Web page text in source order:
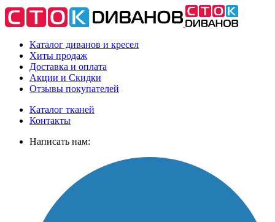
Каталог диванов и кресел
Хиты продаж
Доставка и оплата
Акции и Скидки
Отзывы покупателей
Каталог тканей
Контакты
Написать нам: